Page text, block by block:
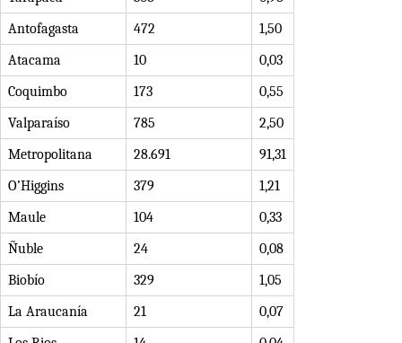
Antofagasta
472
1,50
Atacama
10
0,03
Coquimbo
173
0,55
Valparaíso
785
2,50
Metropolitana
28.691
91,31
O’Higgins
379
1,21
Maule
104
0,33
Ñuble
24
0,08
Biobío
329
1,05
La Araucanía
21
0,07